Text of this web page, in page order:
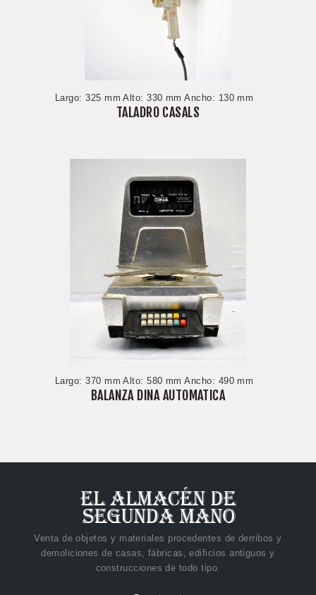
Largo: 325 mm Alto: 330 mm Ancho: 130 mm
TALADRO CASALS
Largo: 370 mm Alto: 580 mm Ancho: 490 mm
BALANZA DINA AUTOMATICA
Venta de objetos y materiales procedentes de derribos y
demoliciones de casas, fábricas, edificios antiguos y
construcciones de todo tipo.